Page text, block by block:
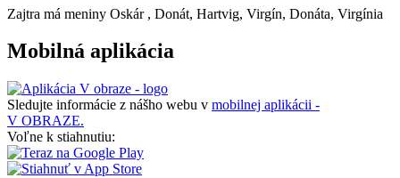
Zajtra má meniny Oskár , Donát, Hartvig, Virgín, Donáta, Virgínia
Mobilná aplikácia
Sledujte informácie z nášho webu v mobilnej aplikácii -
V OBRAZE.
Voľne k stiahnutiu: